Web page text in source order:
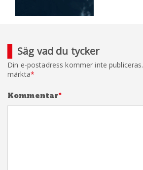
Säg vad du tycker
Din e-postadress kommer inte publiceras.
märkta*
Kommentar*